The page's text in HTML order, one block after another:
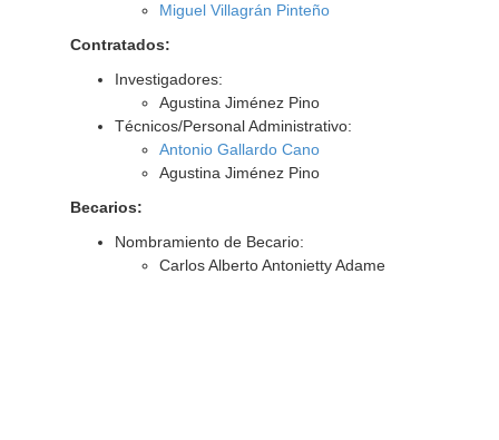
Miguel Villagrán Pinteño
Contratados:
Investigadores:
Agustina Jiménez Pino
Técnicos/Personal Administrativo:
Antonio Gallardo Cano
Agustina Jiménez Pino
Becarios:
Nombramiento de Becario:
Carlos Alberto Antonietty Adame